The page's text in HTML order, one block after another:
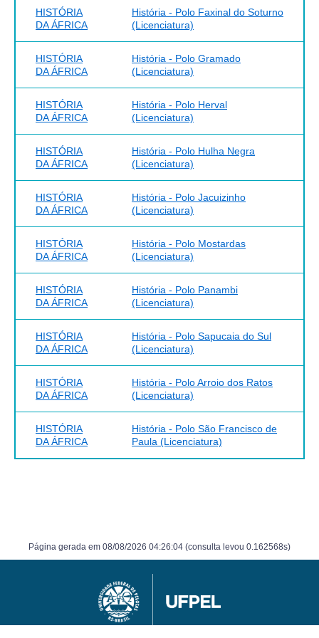
Revista Brasileira de História (ONLINE), v. 39, p. 155-
177, 2019.Disponível em:
https://www.scielo.br/j/rbh/a/HRbRxstZg8Q5HN8q9jtYkLw/
lang=pt.
http://unesdoc.unesco.org/images/0019/001902/
HISTÓRIA
DA ÁFRICA
História - Polo Faxinal do Soturno
(Licenciatura)
HISTÓRIA
DA ÁFRICA
História - Polo Gramado
(Licenciatura)
HISTÓRIA
DA ÁFRICA
História - Polo Herval
(Licenciatura)
HISTÓRIA
DA ÁFRICA
História - Polo Hulha Negra
(Licenciatura)
HISTÓRIA
DA ÁFRICA
História - Polo Jacuizinho
(Licenciatura)
HISTÓRIA
DA ÁFRICA
História - Polo Mostardas
(Licenciatura)
HISTÓRIA
DA ÁFRICA
História - Polo Panambi
(Licenciatura)
HISTÓRIA
DA ÁFRICA
História - Polo Sapucaia do Sul
(Licenciatura)
HISTÓRIA
DA ÁFRICA
História - Polo Arroio dos Ratos
(Licenciatura)
HISTÓRIA
DA ÁFRICA
História - Polo São Francisco de
Paula (Licenciatura)
Página gerada em 08/08/2026 04:26:04 (consulta levou 0.162568s)